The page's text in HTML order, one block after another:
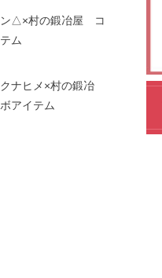
ン△×村の鍛冶屋 コ
ム
ナヒメ×村の鍛冶
アイテム